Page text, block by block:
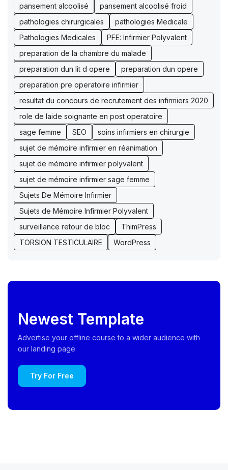
pansement alcoolisé
pansement alcoolisé froid
pathologies chirurgicales
pathologies Medicale
Pathologies Medicales
PFE: Infirmier Polyvalent
preparation de la chambre du malade
preparation dun lit d opere
preparation dun opere
preparation pre operatoire infirmier
resultat du concours de recrutement des infirmiers 2020
role de laide soignante en post operatoire
sage femme
SEO
soins infirmiers en chirurgie
sujet de mémoire infirmier en réanimation
sujet de mémoire infirmier polyvalent
sujet de mémoire infirmier sage femme
Sujets De Mémoire Infirmier
Sujets de Mémoire Infirmier Polyvalent
surveillance retour de bloc
ThimPress
TORSION TESTICULAIRE
WordPress
Newest Template
Advertise your offline course to a wider audience with
our landing page.
Try For Free